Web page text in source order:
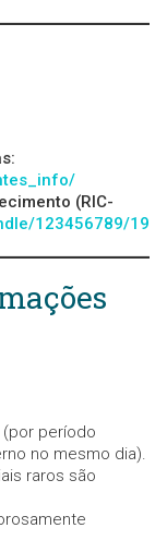
(RIC-
123456789/19
(por período
no mesmo dia).
raros são